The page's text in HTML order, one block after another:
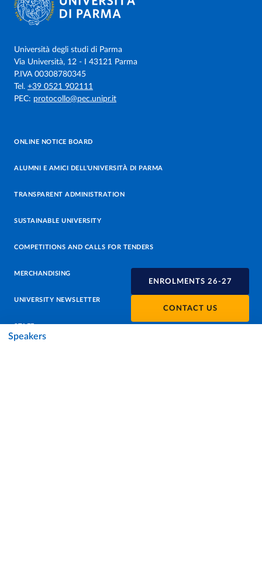
ENROLMENTS 26-27
CONTACT US
Speakers
Università degli studi di Parma
Via Università, 12 - I 43121 Parma
P.IVA 00308780345
Tel. +39 0521 902111
PEC: protocollo@pec.unipr.it
ONLINE NOTICE BOARD
ALUMNI E AMICI DELL’UNIVERSITÀ DI PARMA
TRANSPARENT ADMINISTRATION
SUSTAINABLE UNIVERSITY
COMPETITIONS AND CALLS FOR TENDERS
MERCHANDISING
UNIVERSITY NEWSLETTER
STAFF